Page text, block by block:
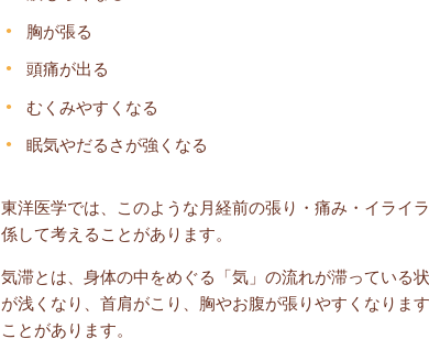
胸が張る
頭痛が出る
むくみやすくなる
眠気やだるさが強くなる
東洋医学では、このような月経前の張り・痛み・イライラ
係して考えることがあります。
気滞とは、身体の中をめぐる「気」の流れが滞っている
が浅くなり、首肩がこり、胸やお腹が張りやすくなりま
ことがあります。